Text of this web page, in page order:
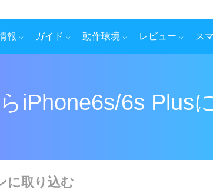
報 ガイド 動作環境 レビュー ス
iPhone6s/6s Plus
に取り込む